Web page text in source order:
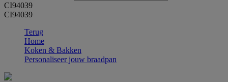
CI94039
CI94039
Terug
Home
Koken & Bakken
Personaliseer jouw braadpan